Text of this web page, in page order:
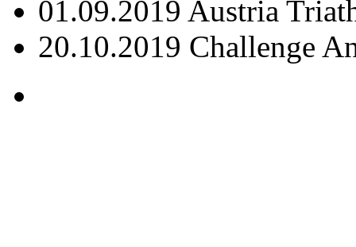
01.09.2019 Austria
20.10.2019 Challenge